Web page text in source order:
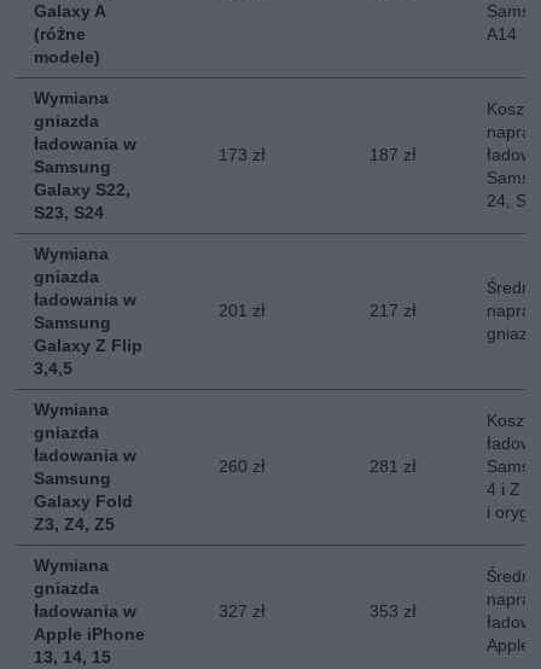
Galaxy A
(różne
modele)
A14
Wymiana
gniazda
ładowania w
Samsung
Galaxy S22,
S23, S24
173 zł 187 zł
Koszt
24,
Wymiana
gniazda
ładowania w
Samsung
Galaxy Z Flip
3,4,5
201 zł 217 zł
Średni
Wymiana
gniazda
ładowania w
Samsung
Galaxy Fold
Z3, Z4, Z5
260 zł 281 zł
Koszt
4 i Z
i
Wymiana
gniazda
ładowania w
Apple iPhone
13, 14, 15
327 zł 353 zł
Średni
Apple